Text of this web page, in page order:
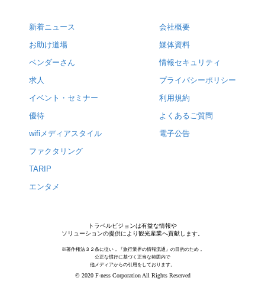
新着ニュース
お助け道場
ベンダーさん
求人
イベント・セミナー
優待
wifiメディアスタイル
ファクタリング
TARIP
エンタメ
会社概要
媒体資料
情報セキュリティ
プライバシーポリシー
利用規約
よくあるご質問
電子公告
トラベルビジョンは有益な情報や
ソリューションの提供により観光産業へ貢献します。
※著作権法３２条に従い，『旅行業界の情報流通』の目的のため，
公正な慣行に基づく正当な範囲内で
他メディアからの引用をしております。
© 2020 F-ness Corporation All Rights Reserved